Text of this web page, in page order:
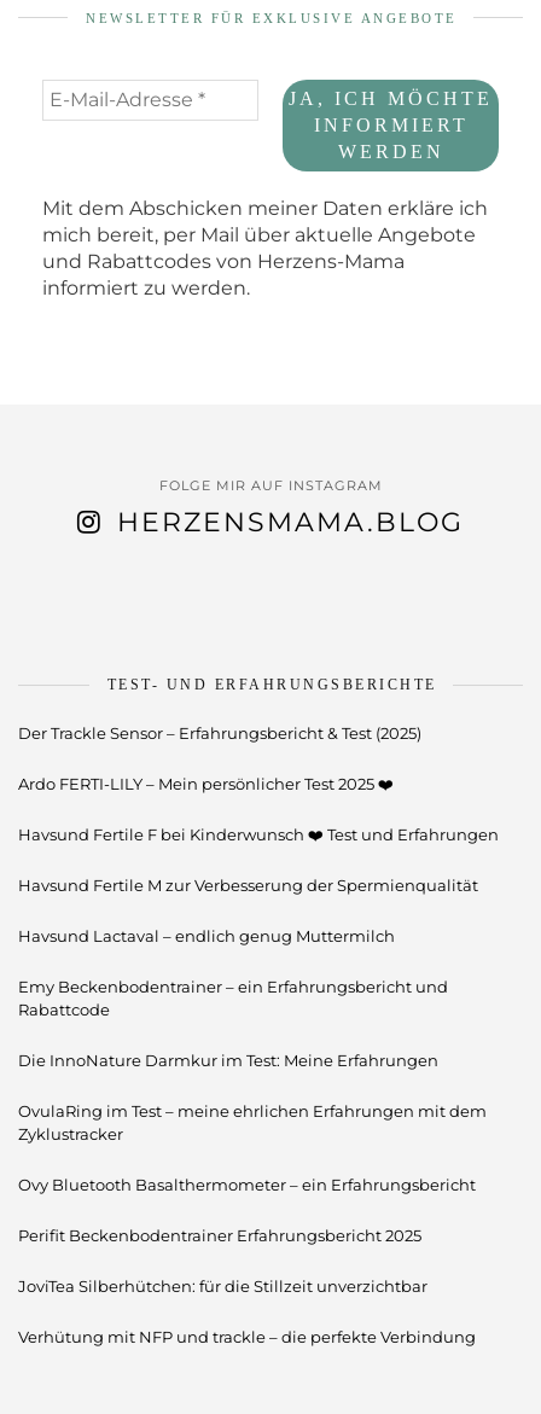
NEWSLETTER FÜR EXKLUSIVE ANGEBOTE
Mit dem Abschicken meiner Daten erkläre ich
mich bereit, per Mail über aktuelle Angebote
und Rabattcodes von Herzens-Mama
informiert zu werden.
FOLGE MIR AUF INSTAGRAM
HERZENSMAMA.BLOG
TEST- UND ERFAHRUNGSBERICHTE
Der Trackle Sensor – Erfahrungsbericht & Test (2025)
Ardo FERTI-LILY – Mein persönlicher Test 2025 ❤️
Havsund Fertile F bei Kinderwunsch ❤️ Test und Erfahrungen
Havsund Fertile M zur Verbesserung der Spermienqualität
Havsund Lactaval – endlich genug Muttermilch
Emy Beckenbodentrainer – ein Erfahrungsbericht und
Rabattcode
Die InnoNature Darmkur im Test: Meine Erfahrungen
OvulaRing im Test – meine ehrlichen Erfahrungen mit dem
Zyklustracker
Ovy Bluetooth Basalthermometer – ein Erfahrungsbericht
Perifit Beckenbodentrainer Erfahrungsbericht 2025
JoviTea Silberhütchen: für die Stillzeit unverzichtbar
Verhütung mit NFP und trackle – die perfekte Verbindung